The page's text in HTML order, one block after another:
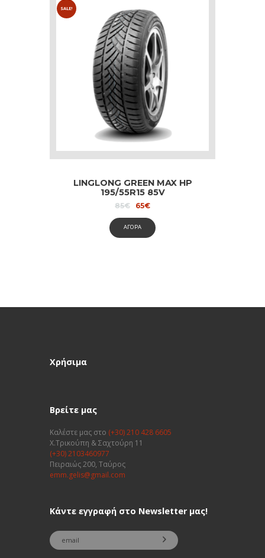
SALE!
LINGLONG GREEN MAX HP
195/55R15 85V
85€
Original
was:
85€.
65€Current
is:
65€.
ΑΓΟΡΑ
Χρήσιμα
Βρείτε μας
Καλέστε μας στο (+30) 210 428 6605
Χ.Τρικούπη & Σαχτούρη 11
(+30) 2103460977
Πειραιώς 200, Ταύρος
emm.gelis@gmail.com
Κάντε εγγραφή στο Newsletter μας!